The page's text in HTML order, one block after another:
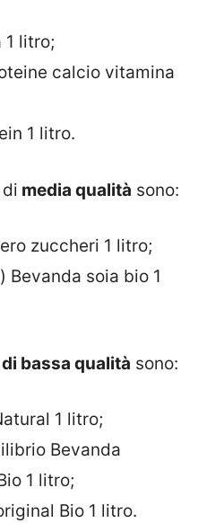
1 litro;
calcio vitamina
1 litro.
media qualità sono:
zuccheri 1 litro;
Bevanda soia bio 1
bassa qualità sono:
1 litro;
Bevanda
1 litro;
Bio 1 litro.